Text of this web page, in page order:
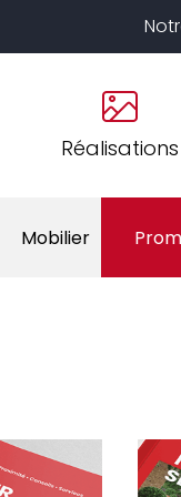
Réalisations
Mobilier